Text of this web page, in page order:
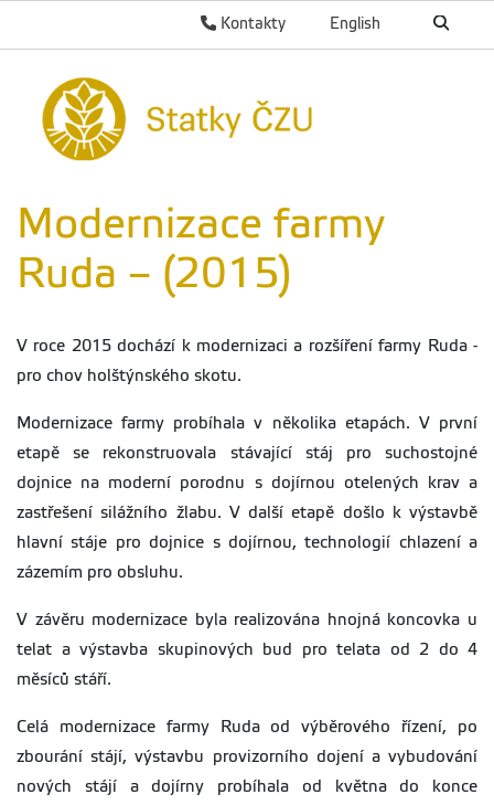
English
Kontakty
Modernizace farmy
Ruda – (2015)
V roce 2015 dochází k modernizaci a rozšíření farmy Ruda -
pro chov holštýnského skotu.
Modernizace farmy probíhala v několika etapách. V první
etapě se rekonstruovala stávající stáj pro suchostojné
dojnice na moderní porodnu s dojírnou otelených krav a
zastřešení silážního žlabu. V další etapě došlo k výstavbě
hlavní stáje pro dojnice s dojírnou, technologií chlazení a
zázemím pro obsluhu.
V závěru modernizace byla realizována hnojná koncovka u
telat a výstavba skupinových bud pro telata od 2 do 4
měsíců stáří.
Celá modernizace farmy Ruda od výběrového řízení, po
zbourání stájí, výstavbu provizorního dojení a vybudování
nových stájí a dojírny probíhala od května do konce